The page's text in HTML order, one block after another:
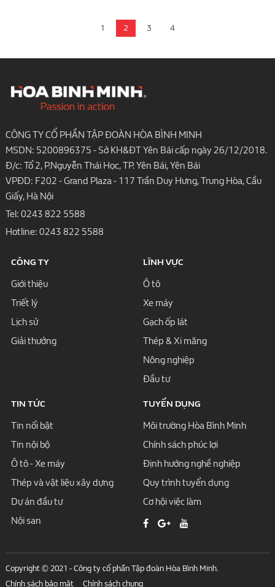
1 2 3 4
CÔNG TY CỔ PHẦN TẬP ĐOÀN HÒA BÌNH MINH
MSDN: 5200896375 - Sở KH&ĐT Yên Bái cấp ngày 26/12/2018.
Đ/c: Tổ 2, P.Nguyễn Thái Học, TP. Yên Bái, Yên Bái
VPĐD: F202 - Grand Plaza - 117 Trần Duy Hưng, Trung Hòa, Cầu
Giấy, Hà Nội
Tel: 0243 822 5588
Hotline: 0243 822 5588
CÔNG TY
Giới thiệu
Triết lý
Lịch sử
Giải thưởng
LĨNH VỰC
Ô tô
Xe máy
Gạch ốp lát
Thép & Xi măng
Nông nghiệp
Đầu tư
TIN TỨC
Tin nổi bật
Tin nội bộ
Ô tô - Xe máy
Thép và vật liệu xây dựng
Dự án đầu tư
Nội san
TUYỂN DỤNG
Môi trường Hòa Bình Minh
Chính sách phúc lợi
Định hướng nghề nghiệp
Quy trình tuyển dụng
Cơ hội việc làm
Copyright © 2021 - Công ty cổ phần Tập đoàn Hòa Bình Minh.
Chính sách bảo mật
Chính sách chung